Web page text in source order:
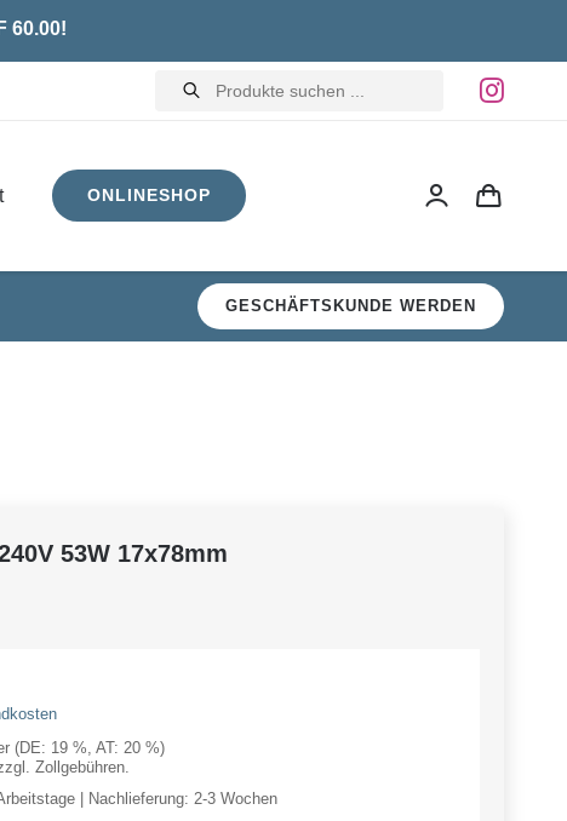
60.00!
Products
search
ONLINESHOP
GESCHÄFTSKUNDE WERDEN
53W 17x78mm
(DE: 19 %, AT: 20 %)
Zollgebühren.
| Nachlieferung: 2-3 Wochen